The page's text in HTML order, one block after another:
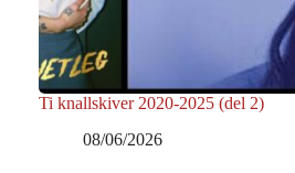
Ti knallskiver 2020-2025 (del 2)
08/06/2026